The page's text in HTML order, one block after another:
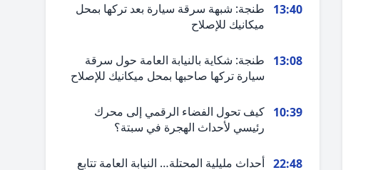
13:40
طنجة: شبهة سرقة سيارة بعد تركها بمحل
ميكانيك للإصلاح
13:08
طنجة: شكاية بالنيابة العامة حول سرقة
سيارة تركها صاحبها بمحل ميكانيك للإصلاح
10:39 كيف تحول الفضاء الرقمي إلى محرك
رئيسي لأحداث الهجرة في سبتة؟
22:48 أحداث مليلية المحتلة… النيابة العامة تتابع